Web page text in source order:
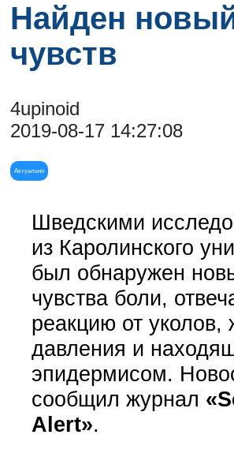
Найден
чувств
4upinoid
2019-08-17 14:27:08
Актуально
Шведскими
из Каролинского
был обнаружен
чувства боли,
реакцию от уколов,
давления и
эпидермисом.
сообщил журнал
Alert».